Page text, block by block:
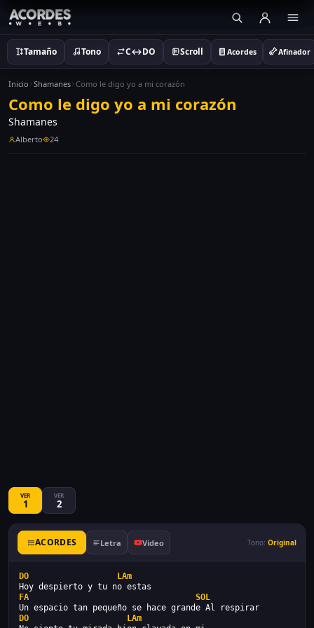
Tamaño Tono C↔DO Scroll Acordes Afinador
Inicio Shamanes Como le digo yo a mi corazón
Como le digo yo a mi corazón
Shamanes
Alberto 24
VER
1
VER
2
ACORDES Letra Video Tono: Original
DO
LAm
Hoy despierto y tu no estas
FA
SOL
Un espacio tan pequeño se hace grande Al respirar
DO
LAm